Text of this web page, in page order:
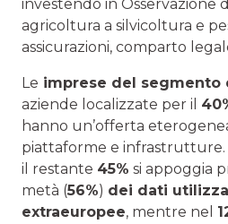
investendo in Osservazione
agricoltura a silvicoltura e
assicurazioni, comparto
Le imprese del segmento
aziende localizzate per il
hanno un’offerta
piattaforme e infrastrutture.
il restante 45% si appoggia
metà (56%) dei dati
extraeuropee, mentre nel